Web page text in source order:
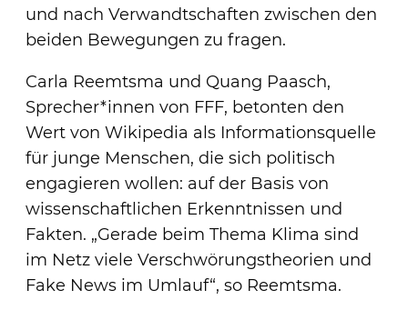
und nach Verwandtschaften zwischen den
beiden Bewegungen zu fragen.
Carla Reemtsma und Quang Paasch,
Sprecher*innen von FFF, betonten den
Wert von Wikipedia als Informationsquelle
für junge Menschen, die sich politisch
engagieren wollen: auf der Basis von
wissenschaftlichen Erkenntnissen und
Fakten. „Gerade beim Thema Klima sind
im Netz viele Verschwörungstheorien und
Fake News im Umlauf“, so Reemtsma.